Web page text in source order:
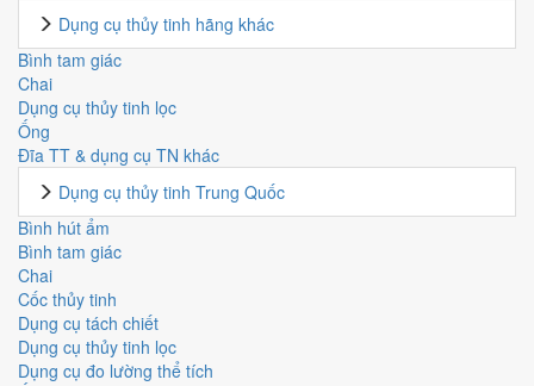
Dụng cụ thủy tinh hãng khác
Bình tam giác
Chai
Dụng cụ thủy tinh lọc
Ống
Đĩa TT & dụng cụ TN khác
Dụng cụ thủy tinh Trung Quốc
Bình hút ẩm
Bình tam giác
Chai
Cốc thủy tinh
Dụng cụ tách chiết
Dụng cụ thủy tinh lọc
Dụng cụ đo lường thể tích